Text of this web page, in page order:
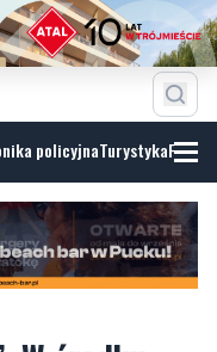
policyjnaTurystyka
W środku